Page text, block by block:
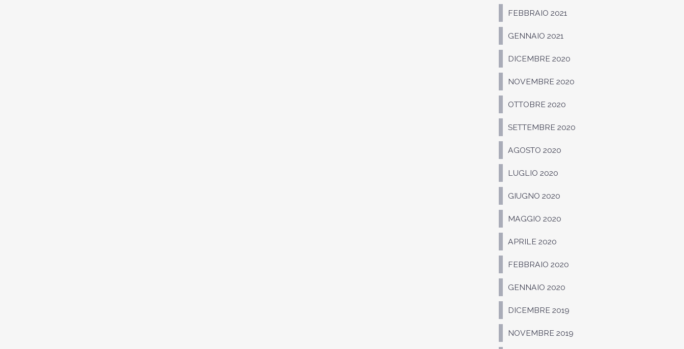
FEBBRAIO 2021
GENNAIO 2021
DICEMBRE 2020
NOVEMBRE 2020
OTTOBRE 2020
SETTEMBRE 2020
AGOSTO 2020
LUGLIO 2020
GIUGNO 2020
MAGGIO 2020
APRILE 2020
FEBBRAIO 2020
GENNAIO 2020
DICEMBRE 2019
NOVEMBRE 2019